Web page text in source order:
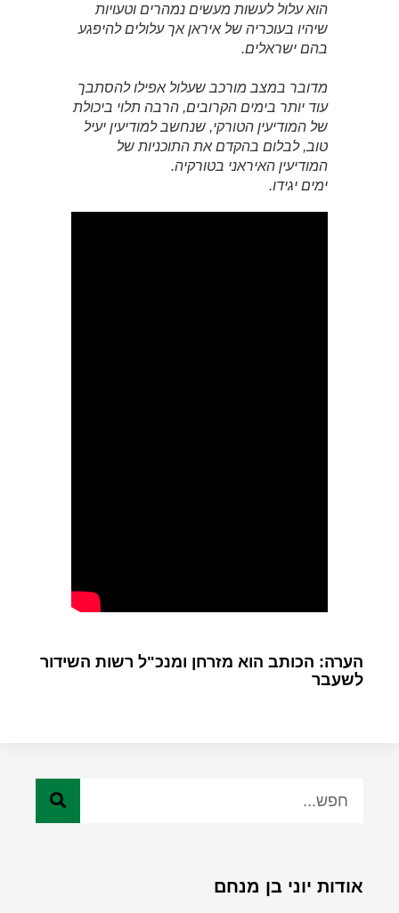
הוא עלול לעשות מעשים נמהרים וטעויות
שיהיו בעוכריה של איראן אך עלולים להיפגע
בהם ישראלים.
מדובר במצב מורכב שעלול אפילו להסתבך
עוד יותר בימים הקרובים, הרבה תלוי ביכולת
של המודיעין הטורקי, שנחשב למודיעין יעיל
טוב, לבלום בהקדם את התוכניות של
המודיעין האיראני בטורקיה.
ימים יגידו.
הערה: הכותב הוא מזרחן ומנכ"ל רשות השידור
לשעבר
אודות יוני בן מנחם